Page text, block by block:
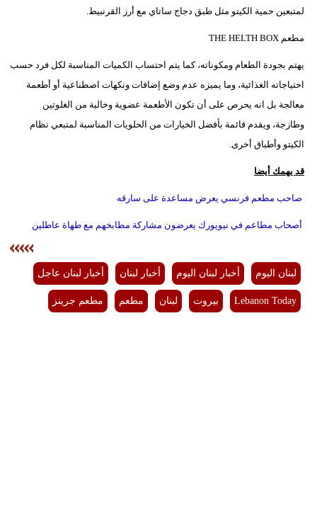
لمتبعين حمية الكيتو مثل طبق دجاج ساتاي مع أرز القرنبيط.
مطعم THE HELTH BOX
يهتم بجودة الطعام ومكوناته، كما يتم احتساب الكميات المناسبة لكل فرد حسب
احتياجاته الغذائية، وما يميزه عدم وضع إضافات ونكهات اصطناعية أو أطعمة
معالجة بل انه يحرص على أن تكون الأطعمة عضوية وخالية من الغلوتين
وطازجة، ويقدم قائمة بأفضل الخيارات من الحلويات المناسبة لمتبعي نظام
الكيتو وأطباق أخرى.
قد يهمك أيضا
صاحب مطعم فرنسي يعرض مساعدة على سارقه
أصحاب مطاعم في نيويورك يعرضون مشاركة مطابخهم مع طهاة عاطلين
لبنان اليوم أخبار لبنان اليوم أخبار لبنان أخبار لبنان عاجل
Lebanon Today بيروت لبنان مطعم مطعم جرينز